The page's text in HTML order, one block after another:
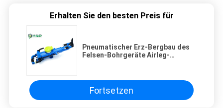
Erhalten Sie den besten Preis für
Pneumatischer Erz-Bergbau des
Felsen-Bohrgeräte Airleg-
Fortsetzen